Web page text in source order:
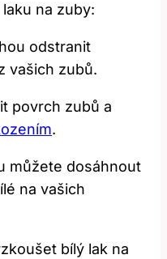
na zuby:
odstranit⁢
vašich⁣ zubů.
povrch⁢ zubů a
.
můžete⁣ dosáhnout
na⁤ vašich
bílý lak na